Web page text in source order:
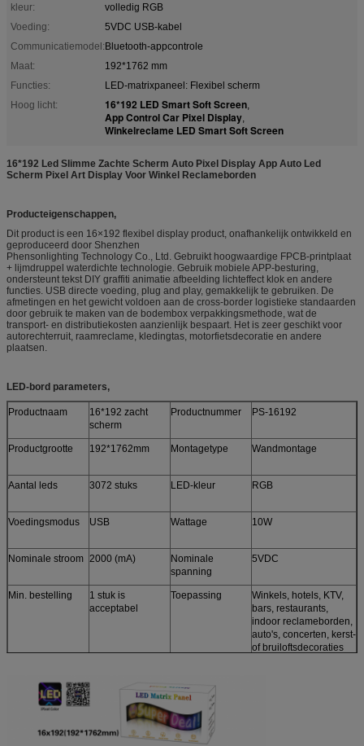
kleur:
volledig RGB
Voeding:
5VDC USB-kabel
Communicatiemodel:Bluetooth-appcontrole
Maat:
192*1762 mm
Functies:
LED-matrixpaneel: Flexibel scherm
Hoog licht:
16*192 LED Smart Soft Screen,
App Control Car Pixel Display,
Winkelreclame LED Smart Soft Screen
16*192 Led Slimme Zachte Scherm Auto Pixel Display App Auto Led
Scherm Pixel Art Display Voor Winkel Reclameborden
Producteigenschappen,
Dit product is een 16×192 flexibel display product, onafhankelijk ontwikkeld en
geproduceerd door Shenzhen
Phensonlighting Technology Co., Ltd. Gebruikt hoogwaardige FPCB-printplaat
+ lijmdruppel waterdichte technologie. Gebruik mobiele APP-besturing,
ondersteunt tekst DIY graffiti animatie afbeelding lichteffect klok en andere
functies. USB directe voeding, plug and play, gemakkelijk te gebruiken. De
afmetingen en het gewicht voldoen aan de cross-border logistieke standaarden
door gebruik te maken van de bodembox verpakkingsmethode, wat de
transport- en distributiekosten aanzienlijk bespaart. Het is zeer geschikt voor
autorechterruit, raamreclame, kledingtas, motorfietsdecoratie en andere
plaatsen.
LED-bord parameters,
Productnaam
16*192 zacht
scherm
Productnummer PS-16192
Productgrootte 192*1762mm Montagetype Wandmontage
Aantal leds 3072 stuks LED-kleur RGB
Voedingsmodus USB Wattage 10W
Nominale stroom 2000 (mA)
Nominale
spanning
5VDC
Min. bestelling
1 stuk is
acceptabel
Toepassing
Winkels, hotels, KTV,
bars, restaurants,
indoor reclameborden,
auto's, concerten, kerst-
of bruiloftsdecoraties